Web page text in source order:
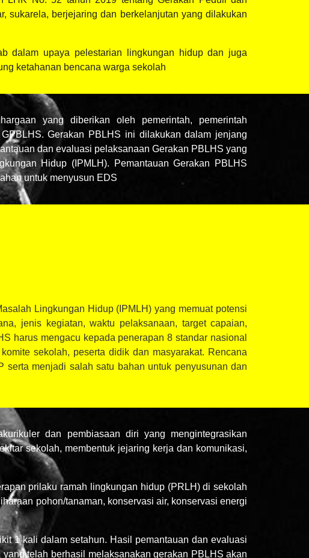
sukarela, berjejaring dan berkelanjutan yang dilakukan
dalam upaya pelestarian lingkungan hidup dan juga
ketahanan bencana warga sekolah
yang diberikan oleh pemerintah, pemerintah
Gerakan PBLHS ini dilakukan dalam jenjang
dan evaluasi pelaksanaan Gerakan PBLHS yang
Hidup (IPMLH). Pemantauan Gerakan PBLHS
untuk menyusun EDS
Lingkungan Hidup (IPMLH) yang memuat potensi
jenis kegiatan, waktu pelaksanaan, target capaian,
harus mengacu kepada penerapan 8 standar nasional
sekolah, peserta didik dan masyarakat. Rencana
menjadi salah satu bahan untuk penyusunan dan
dan pembiasaan diri yang mengintegrasikan
sekolah, membentuk jejaring kerja dan komunikasi,
prilaku ramah lingkungan hidup (PRLH) di sekolah
pohon/tanaman, konservasi air, konservasi energi
1 kali dalam setahun. Hasil pemantauan dan evaluasi
telah berhasil melaksanakan gerakan PBLHS akan